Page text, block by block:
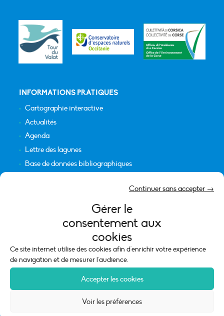
Gérer le
consentement aux
cookies
Ce site internet utilise des cookies afin d'enrichir votre expérience
de navigation et de mesurer l'audience.
Accepter les cookies
Continuer sans accepter →
Voir les préférences
INFORMATIONS PRATIQUES
Cartographie interactive
Actualités
Agenda
Lettre des lagunes
Base de données bibliographiques
Mentions légales
Politique de cookies (UE)